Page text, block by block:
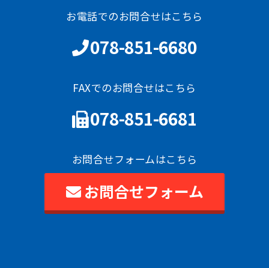
お電話でのお問合せはこちら
078-851-6680
FAXでのお問合せはこちら
078-851-6681
お問合せフォームはこちら
お問合せフォーム